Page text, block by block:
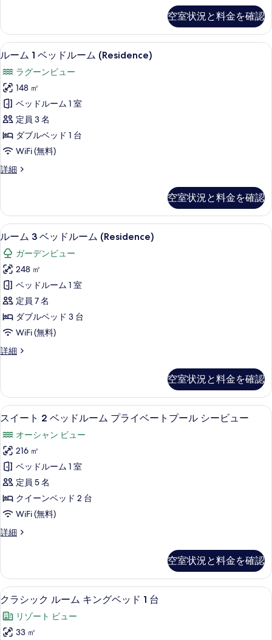
ー
ム
プ
ラ
イ
ベ
ー
ト
プ
ー
ー
ビ
ュ
ー
の
す
べ
て
の
写
を
表
示
す
る
1
ベ
ッ
ル
ー
ム
プ
ラ
イ
ベ
ー
プ
シ
ー
ビ
ュ
ー
の
詳
細
空室状況と料金を確認
ル
ム
1
ベ
ッ
ド
ル
ー
の
す
べ
て
の
写
真
を
表
る
40 インチの液晶テレビ (衛星放送視
7
ルーム 1 ベッドルーム (Residence)
ラグーンビュー
148 ㎡
ベッドルーム 1 室
定員 3 名
ダブルベッド 1 台
WiFi (無料)
詳細
ル
ベ
ッ
ド
ー
ム
(Residence)
の
詳
細
空室状況と料金を確認
ル
ー
ム
3
ベ
ッ
ド
ル
ー
の
す
べ
て
の
写
真
を
表
る
40 インチの液晶テレビ (衛星放送視
11
ルーム 3 ベッドルーム (Residence)
ガーデンビュー
248 ㎡
ベッドルーム 1 室
定員 7 名
ダブルベッド 3 台
WiFi (無料)
詳細
ル
ベ
ッ
ド
ー
ム
(Residence)
の
詳
細
空室状況と料金を確認
ス
ー
ト
2
ベ
ッ
ド
ル
ム
プ
ラ
イ
ベ
16
スイート 2 ベッドルーム プライベートプール シービュー
オーシャン ビュー
216 ㎡
ベッドルーム 1 室
定員 5 名
クイーンベッド 2 台
WiFi (無料)
詳細
ス
2
ベ
ッ
ル
ー
空室状況と料金を確認
ク
ラ
シ
4
クラシック ルーム キングベッド 1 台
リゾート ビュー
33 ㎡